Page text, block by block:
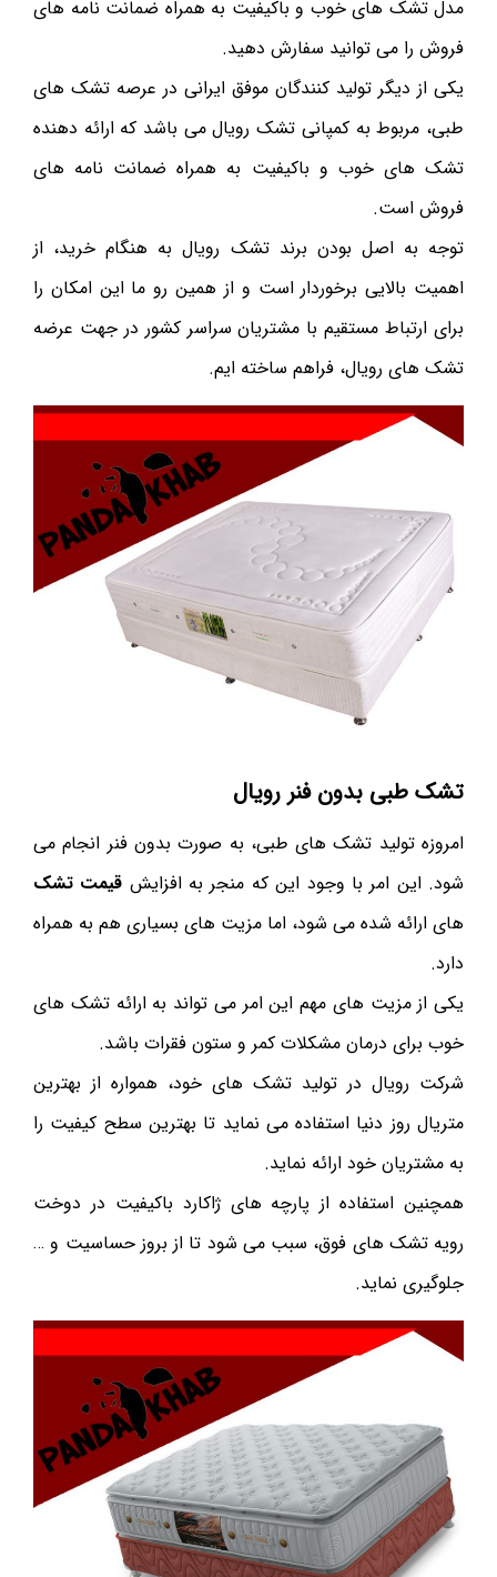
مدل تشک های خوب و باکیفیت به همراه ضمانت نامه های
فروش را می توانید سفارش دهید.
یکی از دیگر تولید کنندگان موفق ایرانی در عرصه تشک های
طبی، مربوط به کمپانی تشک رویال می باشد که ارائه دهنده
تشک های خوب و باکیفیت به همراه ضمانت نامه های
فروش است.
توجه به اصل بودن برند تشک رویال به هنگام خرید، از
اهمیت بالایی برخوردار است و از همین رو ما این امکان را
برای ارتباط مستقیم با مشتریان سراسر کشور در جهت عرضه
تشک های رویال، فراهم ساخته ایم.
تشک طبی بدون فنر رویال
امروزه تولید تشک های طبی، به صورت بدون فنر انجام می
شود. این امر با وجود این که منجر به افزایش قیمت تشک
های ارائه شده می شود، اما مزیت های بسیاری هم به همراه
دارد.
یکی از مزیت های مهم این امر می تواند به ارائه تشک های
خوب برای درمان مشکلات کمر و ستون فقرات باشد.
شرکت رویال در تولید تشک های خود، همواره از بهترین
متریال روز دنیا استفاده می نماید تا بهترین سطح کیفیت را
به مشتریان خود ارائه نماید.
همچنین استفاده از پارچه های ژاکارد باکیفیت در دوخت
رویه تشک های فوق، سبب می شود تا از بروز حساسیت و …
جلوگیری نماید.